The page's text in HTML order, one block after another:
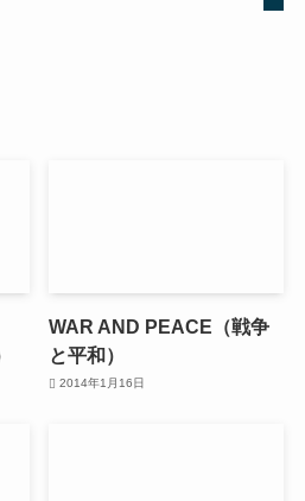
WAR AND PEACE（戦争
と平和）
2014年1月16日